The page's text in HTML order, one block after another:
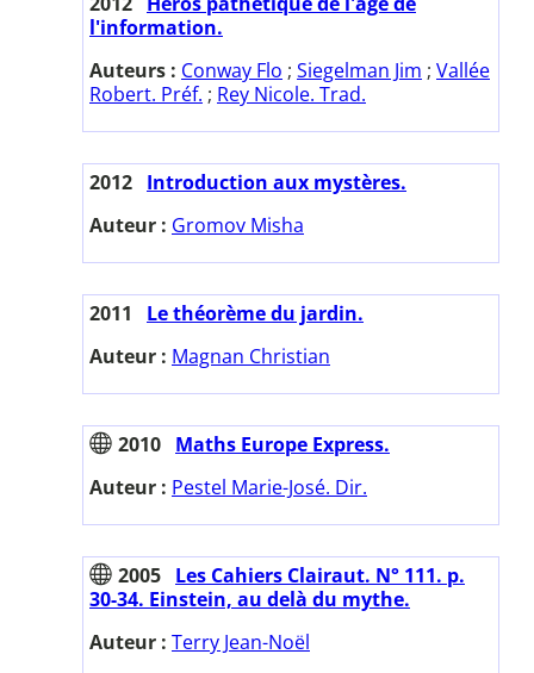
l'information.
Auteurs : Conway Flo ; Siegelman Jim ; Vallée
Robert. Préf. ; Rey Nicole. Trad.
2012 Introduction aux mystères.
Auteur : Gromov Misha
2011
Le théorème du jardin.
Auteur : Magnan Christian
2010 Maths Europe Express.
Auteur : Pestel Marie-José. Dir.
2005 Les Cahiers Clairaut. N° 111. p.
30-34. Einstein, au delà du mythe.
Auteur : Terry Jean-Noël